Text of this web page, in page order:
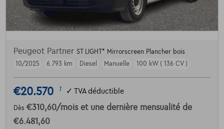
Peugeot Partner ST LIGHT* Mirrorscreen Plancher bois
10/2025
6.793 km Diesel Manuelle 100 kW ( 136 CV )
€20.570 1 ✓ TVA déductible
Dès €310,60/mois et une dernière mensualité de
€6.481,60